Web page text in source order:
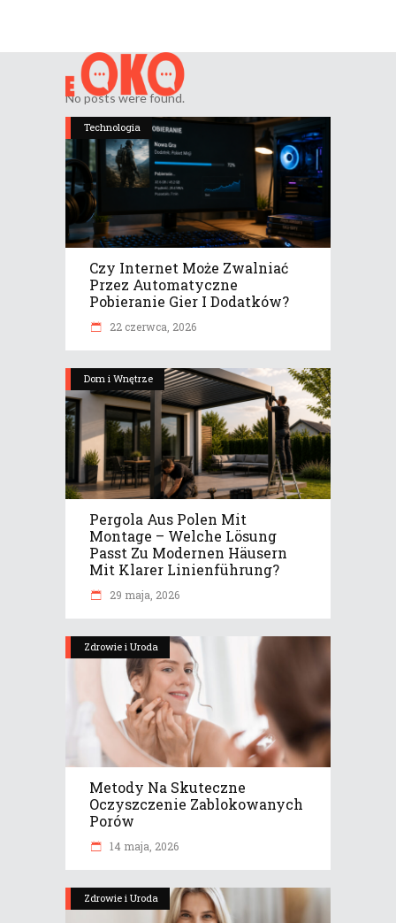
No posts were found.
Technologia
Czy Internet Może Zwalniać
Przez Automatyczne
Pobieranie Gier I Dodatków?
22 czerwca, 2026
Dom i Wnętrze
Pergola Aus Polen Mit
Montage – Welche Lösung
Passt Zu Modernen Häusern
Mit Klarer Linienführung?
29 maja, 2026
Zdrowie i Uroda
Metody Na Skuteczne
Oczyszczenie Zablokowanych
Porów
14 maja, 2026
Zdrowie i Uroda